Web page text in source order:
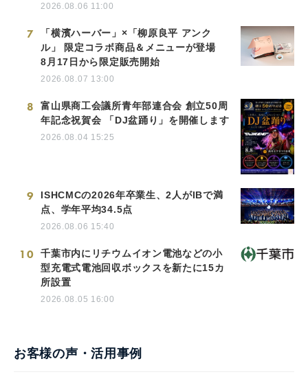
2026.08.06 11:00
7
「横濱ハーバー」×「柳原良平 アンク
ル」 限定コラボ商品＆メニューが登場
8月17日から限定販売開始
2026.08.07 13:00
8
富山県商工会議所青年部連合会 創立50周
年記念祝賀会 「DJ盆踊り」を開催します
2026.08.04 15:25
9
ISHCMCの2026年卒業生、2人がIBで満
点、学年平均34.5点
2026.08.06 15:40
10
千葉市内にリチウムイオン電池などの小
型充電式電池回収ボックスを新たに15カ
所設置
2026.08.05 16:00
お客様の声・活用事例